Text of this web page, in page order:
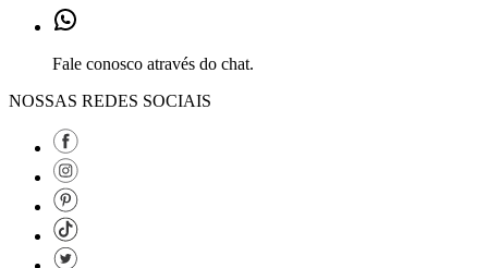
Fale conosco através do chat.
NOSSAS REDES SOCIAIS